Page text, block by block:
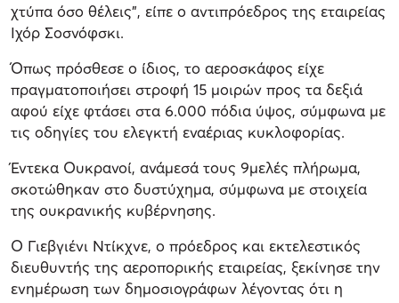
χτύπα όσο θέλεις”, είπε ο αντιπρόεδρος της εταιρείας
Ιχόρ Σοσνόφσκι.
Όπως πρόσθεσε ο ίδιος, το αεροσκάφος είχε
πραγματοποιήσει στροφή 15 μοιρών προς τα δεξιά
αφού είχε φτάσει στα 6.000 πόδια ύψος, σύμφωνα με
τις οδηγίες του ελεγκτή εναέριας κυκλοφορίας.
Έντεκα Ουκρανοί, ανάμεσά τους 9μελές πλήρωμα,
σκοτώθηκαν στο δυστύχημα, σύμφωνα με στοιχεία
της ουκρανικής κυβέρνησης.
Ο Γιεβγιένι Ντίκχνε, ο πρόεδρος και εκτελεστικός
διευθυντής της αεροπορικής εταιρείας, ξεκίνησε την
ενημέρωση των δημοσιογράφων λέγοντας ότι η